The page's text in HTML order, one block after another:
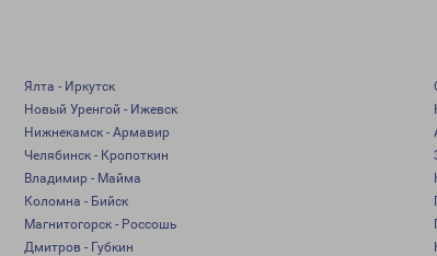
Ялта - Иркутск
Новый Уренгой - Ижевск
Нижнекамск - Армавир
Челябинск - Кропоткин
Владимир - Майма
Коломна - Бийск
Магнитогорск - Россошь
Дмитров - Губкин